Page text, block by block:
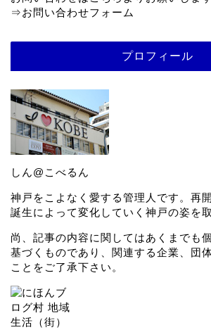
⇒お問い合わせフォーム
プロフィール
しん@こべるん
神戸をこよなく愛する管理人です。再
誕生によって変化していく神戸の姿を
尚、記事の内容に関してはあくまでも
基づくものであり、関連する企業、団
ことをご了承下さい。